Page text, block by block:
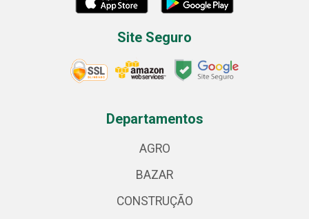
Site Seguro
Departamentos
AGRO
BAZAR
CONSTRUÇÃO